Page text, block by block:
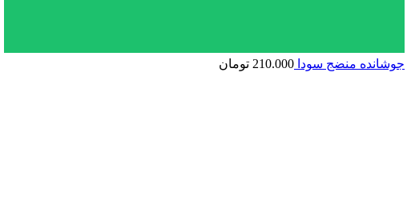
جوشانده منضج سودا 210.000 تومان